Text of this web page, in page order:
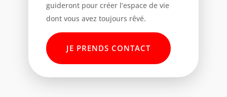
guideront pour créer l’espace de vie
dont vous avez toujours rêvé.
JE PRENDS CONTACT